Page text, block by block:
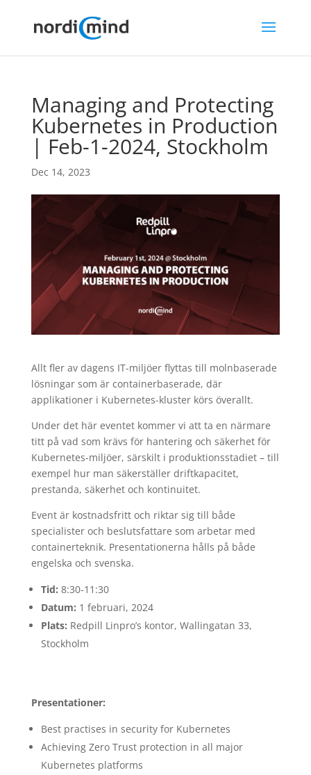
Managing and Protecting
Kubernetes in Production
| Feb-1-2024, Stockholm
Dec 14, 2023
Allt fler av dagens IT-miljöer flyttas till molnbaserade
lösningar som är containerbaserade, där
applikationer i Kubernetes-kluster körs överallt.
Under det här eventet kommer vi att ta en närmare
titt på vad som krävs för hantering och säkerhet för
Kubernetes-miljöer, särskilt i produktionsstadiet – till
exempel hur man säkerställer driftkapacitet,
prestanda, säkerhet och kontinuitet.
Event är kostnadsfritt och riktar sig till både
specialister och beslutsfattare som arbetar med
containerteknik. Presentationerna hålls på både
engelska och svenska.
Tid: 8:30-11:30
Datum: 1 februari, 2024
Plats: Redpill Linpro’s kontor, Wallingatan 33,
Stockholm
Presentationer:
Best practises in security for Kubernetes
Achieving Zero Trust protection in all major
Kubernetes platforms